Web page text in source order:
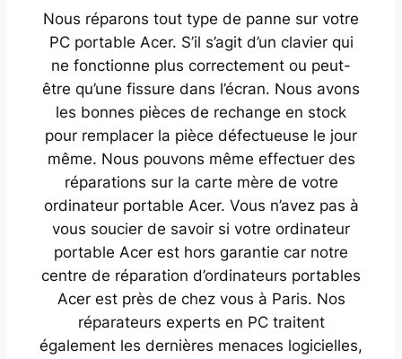
Nous réparons tout type de panne sur votre
PC portable Acer. S’il s’agit d’un clavier qui
ne fonctionne plus correctement ou peut-
être qu’une fissure dans l’écran. Nous avons
les bonnes pièces de rechange en stock
pour remplacer la pièce défectueuse le jour
même. Nous pouvons même effectuer des
réparations sur la carte mère de votre
ordinateur portable Acer. Vous n’avez pas à
vous soucier de savoir si votre ordinateur
portable Acer est hors garantie car notre
centre de réparation d’ordinateurs portables
Acer est près de chez vous à Paris. Nos
réparateurs experts en PC traitent
également les dernières menaces logicielles,